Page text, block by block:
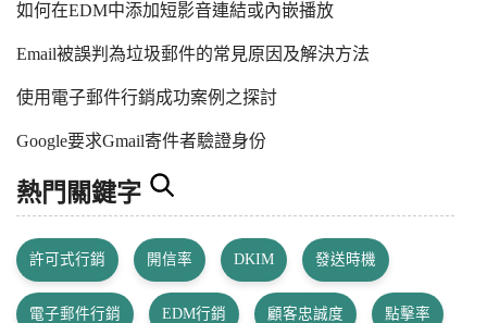
如何在EDM中添加短影音連結或內嵌播放
Email被誤判為垃圾郵件的常見原因及解決方法
使用電子郵件行銷成功案例之探討
Google要求Gmail寄件者驗證身份
熱門關鍵字
許可式行銷 開信率 DKIM 發送時機
電子郵件行銷 EDM行銷 顧客忠誠度 點擊率